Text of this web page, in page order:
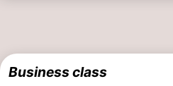
Terschelling
-
Business class